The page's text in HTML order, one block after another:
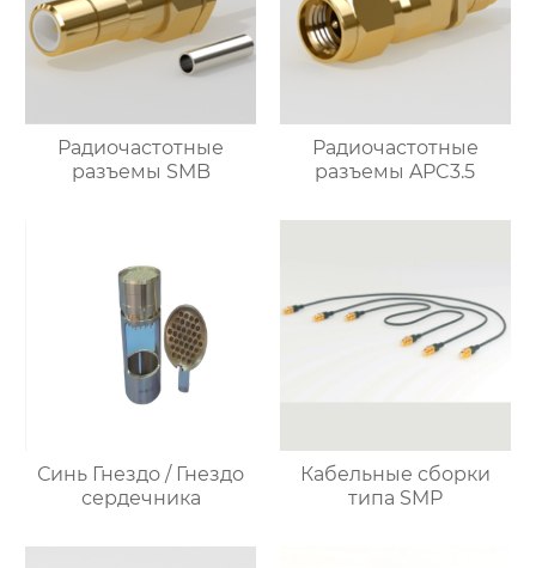
Радиочастотные
разъемы SMB
Радиочастотные
разъемы APC3.5
Синь Гнездо / Гнездо
сердечника
Кабельные сборки
типа SMP